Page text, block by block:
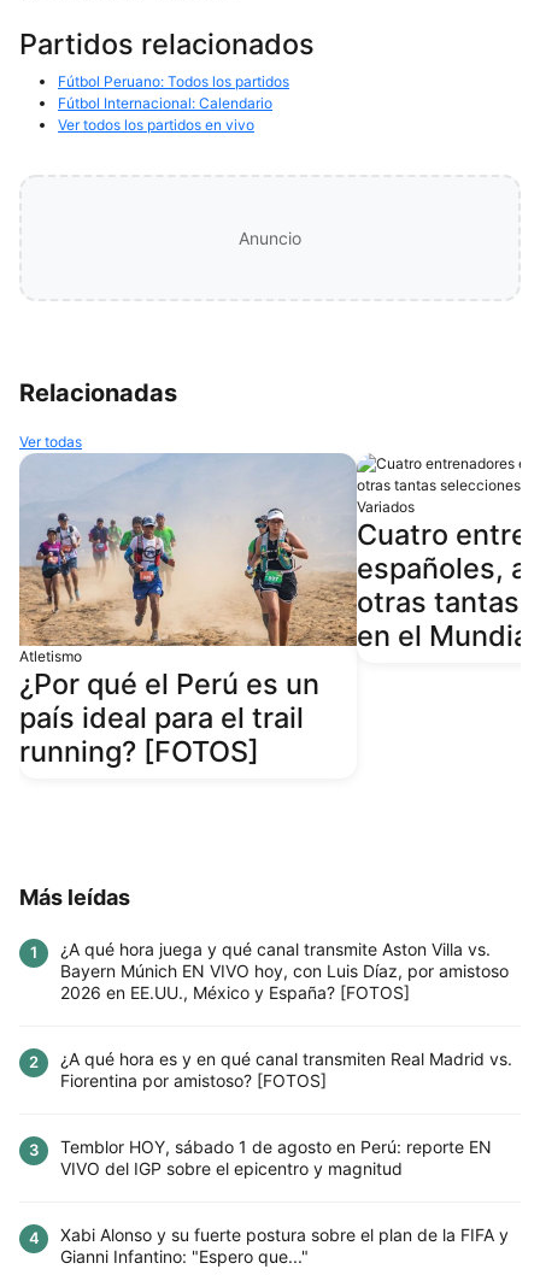
Partidos relacionados
Fútbol Peruano: Todos los partidos
Fútbol Internacional: Calendario
Ver todos los partidos en vivo
Anuncio
Relacionadas
Ver todas
Atletismo
¿Por qué el Perú es un
país ideal para el trail
running? [FOTOS]
Variados
Cuatro
españoles,
otras tantas
en el Mundial
Más leídas
1
¿A qué hora juega y qué canal transmite Aston Villa vs.
Bayern Múnich EN VIVO hoy, con Luis Díaz, por amistoso
2026 en EE.UU., México y España? [FOTOS]
2
¿A qué hora es y en qué canal transmiten Real Madrid vs.
Fiorentina por amistoso? [FOTOS]
3
Temblor HOY, sábado 1 de agosto en Perú: reporte EN
VIVO del IGP sobre el epicentro y magnitud
4
Xabi Alonso y su fuerte postura sobre el plan de la FIFA y
Gianni Infantino: "Espero que..."